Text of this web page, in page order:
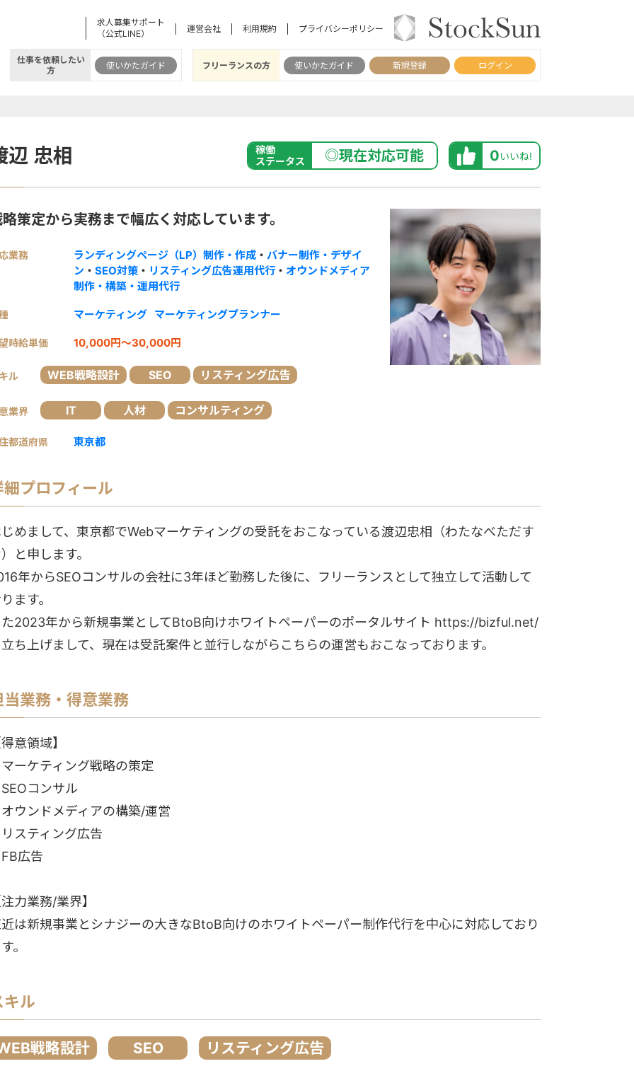
求人募集サポート
（公式LINE）
運営会社 利用規約 プライバシーポリシー
仕事を依頼したい
方
使いかたガイド フリーランスの方 使いかたガイド 新規登録 ログイン
辺 忠相
稼働
ステータス
◎現在対応可能 0いいね!
策定から実務まで幅広く対応しています。
業務 ランディングページ（LP）制作・作成 ・ バナー制作・デザイ
ン ・ SEO対策 ・ リスティング広告運用代行 ・ オウンドメディア
制作・構築・運用代行
マーケティング マーケティングプランナー
時給単価 10,000円～30,000円
ル WEB戦略設計 SEO リスティング広告
業界 IT 人材 コンサルティング
都道府県 東京都
細プロフィール
めまして、東京都でWebマーケティングの受託をおこなっている渡辺忠相（わたなべただす
と申します。
年からSEOコンサルの会社に3年ほど勤務した後に、フリーランスとして独立して活動して
ます。
2023年から新規事業としてBtoB向けホワイトペーパーのポータルサイト https://bizful.net/
ち上げまして、現在は受託案件と並行しながらこちらの運営もおこなっております。
当業務・得意業務
意領域】
ーケティング戦略の策定
コンサル
ウンドメディアの構築/運営
スティング広告
広告
力業務/業界】
は新規事業とシナジーの大きなBtoB向けのホワイトペーパー制作代行を中心に対応しており
。
キル
戦略設計 SEO リスティング広告